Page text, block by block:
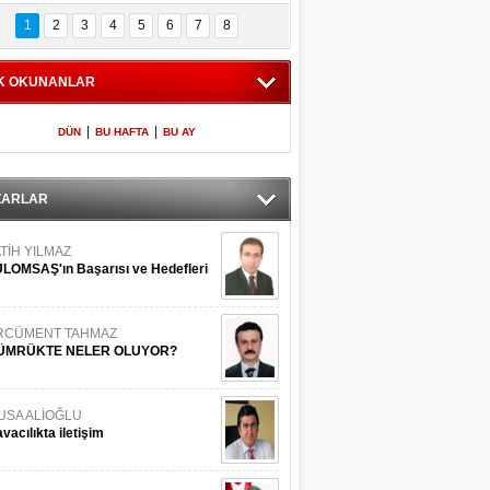
İstanbul
Adaları
600 milletvekilinin
listesi
1 2 3 4 5 6 7 8
OKUNANLAR
DÜN BU HAFTA BU AY
YILMAZ
Başarısı ve Hedefleri
TAHMAZ
NELER OLUYOR?
ALİOĞLU
iletişim